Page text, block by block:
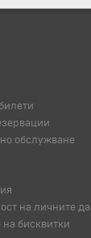
обслужване
на личните
бисквитки